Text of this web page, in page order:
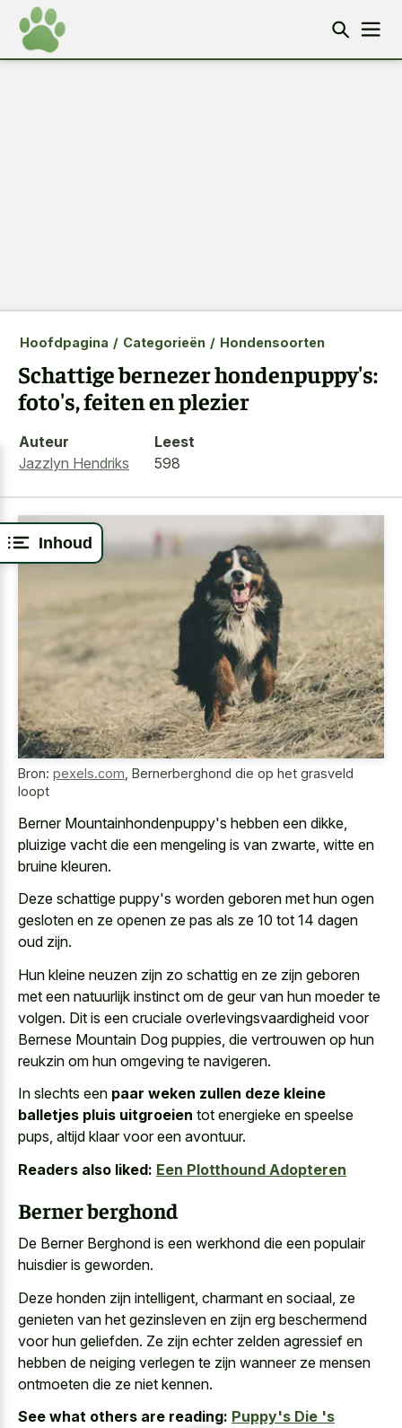
Inhoud
Hoofdpagina / Categorieën / Hondensoorten
Schattige bernezer hondenpuppy's:
foto's, feiten en plezier
Auteur
Jazzlyn Hendriks
Leest
598
Bron: pexels.com Bernerberghond die op het grasveld
loopt
Berner Mountainhondenpuppy's hebben een dikke,
pluizige vacht die een mengeling is van zwarte, witte en
bruine kleuren.
Deze schattige puppy's worden geboren met hun ogen
gesloten en ze openen ze pas als ze 10 tot 14 dagen
oud zijn.
Hun kleine neuzen zijn zo schattig en ze zijn geboren
met een natuurlijk instinct om de geur van hun moeder te
volgen. Dit is een cruciale overlevingsvaardigheid voor
Bernese Mountain Dog puppies, die vertrouwen op hun
reukzin om hun omgeving te navigeren.
In slechts een paar weken zullen deze kleine
balletjes pluis uitgroeien tot energieke en speelse
pups, altijd klaar voor een avontuur.
Readers also liked: Een Plotthound Adopteren
Berner berghond
De Berner Berghond is een werkhond die een populair
huisdier is geworden.
Deze honden zijn intelligent, charmant en sociaal, ze
genieten van het gezinsleven en zijn erg beschermend
voor hun geliefden. Ze zijn echter zelden agressief en
hebben de neiging verlegen te zijn wanneer ze mensen
ontmoeten die ze niet kennen.
See what others are reading: Puppy's Die 's